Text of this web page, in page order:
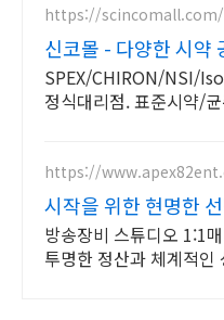
https://scincomall.com/
신코몰 - 다양한 시약
SPEX/CHIRON/NSI/
정식대리점. 표준시약/
https://
시작을 위한 현명한
이터, BJ 상시 모집
방송장비 스튜디오 1:1
투명한 정산과 체계적인